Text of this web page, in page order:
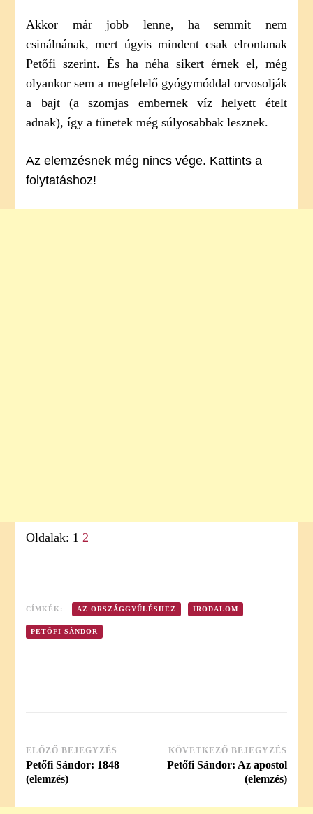
Akkor már jobb lenne, ha semmit nem
csinálnának, mert úgyis mindent csak elrontanak
Petőfi szerint. És ha néha sikert érnek el, még
olyankor sem a megfelelő gyógymóddal orvosolják
a bajt (a szomjas embernek víz helyett ételt
adnak), így a tünetek még súlyosabbak lesznek.
Az elemzésnek még nincs vége. Kattints a
folytatáshoz!
Oldalak: 1 2
CÍMKÉK: AZ ORSZÁGGYŰLÉSHEZ IRODALOM
PETŐFI SÁNDOR
Post
Navigation
ELŐZŐ BEJEGYZÉS
Petőfi Sándor: 1848
(elemzés)
KÖVETKEZŐ BEJEGYZÉS
Petőfi Sándor: Az apostol
(elemzés)